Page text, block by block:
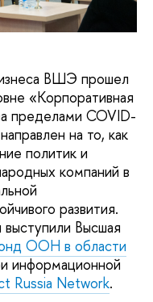
ВШЭ прошел
«Корпоративная
пределами COVID-
на то, как
политик и
компаний в
развития.
Высшая
ООН в области
информационной
Russia Network.